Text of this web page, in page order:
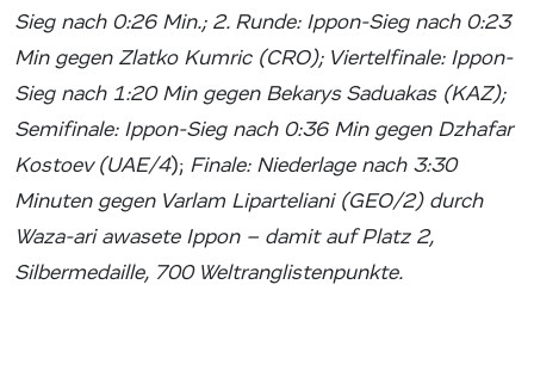
Sieg nach 0:26 Min.; 2. Runde: Ippon-Sieg nach 0:23
Min gegen Zlatko Kumric (CRO); Viertelfinale: Ippon-
Sieg nach 1:20 Min gegen Bekarys Saduakas (KAZ);
Semifinale: Ippon-Sieg nach 0:36 Min gegen Dzhafar
Kostoev (UAE/4); Finale: Niederlage nach 3:30
Minuten gegen Varlam Liparteliani (GEO/2) durch
Waza-ari awasete Ippon – damit auf Platz 2,
Silbermedaille, 700 Weltranglistenpunkte.